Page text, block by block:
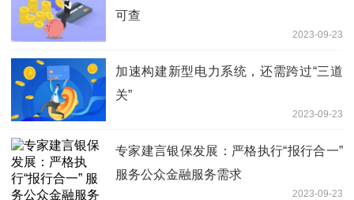
可查
2023-09-23
加速构建新型电力系统，还需跨过“三道
关”
2023-09-23
专家建言银保发展：严格执行“报行合一”
服务公众金融服务需求
2023-09-23